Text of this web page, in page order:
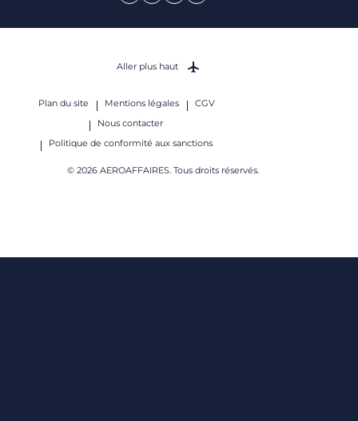
Plan du site Mentions légales
CGV
Nous contacter
Politique de conformité aux sanctions
© 2026 AEROAFFAIRES. Tous droits réservés.
Aller plus haut